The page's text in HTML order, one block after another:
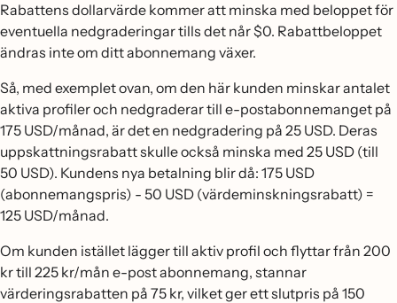
Rabattens dollarvärde kommer att minska med beloppet för
eventuella nedgraderingar tills det når $0. Rabattbeloppet
ändras inte om ditt abonnemang växer.
Så, med exemplet ovan, om den här kunden minskar antalet
aktiva profiler och nedgraderar till e-postabonnemanget på
175 USD/månad, är det en nedgradering på 25 USD. Deras
uppskattningsrabatt skulle också minska med 25 USD (till
50 USD). Kundens nya betalning blir då: 175 USD
(abonnemangspris) - 50 USD (värdeminskningsrabatt) =
125 USD/månad.
Om kunden istället lägger till aktiv profil och flyttar från 200
kr till 225 kr/mån e-post abonnemang, stannar
värderingsrabatten på 75 kr, vilket ger ett slutpris på 150